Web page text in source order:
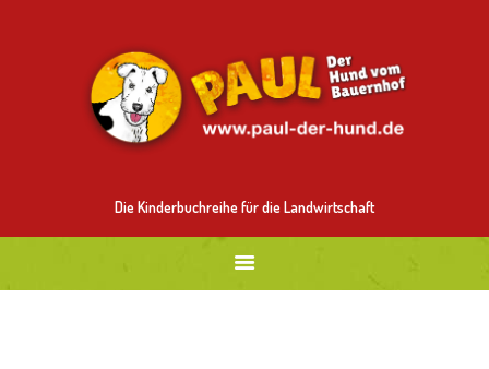
Die Kinderbuchreihe für die Landwirtschaft
MITMALEN
BESTELLEN
BILDER